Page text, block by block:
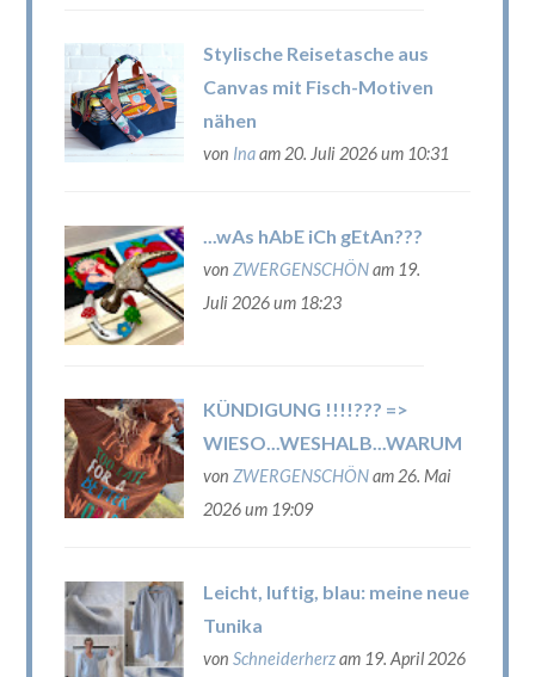
Stylische Reisetasche aus
Canvas mit Fisch-Motiven
nähen
von Inaam 20. Juli 2026 um 10:31
...wAs hAbE iCh gEtAn???
von ZWERGENSCHÖNam 19.
Juli 2026 um 18:23
KÜNDIGUNG !!!!??? =>
WIESO...WESHALB...WARUM
von ZWERGENSCHÖNam 26. Mai
2026 um 19:09
Leicht, luftig, blau: meine neue
Tunika
von Schneiderherzam 19. April 2026